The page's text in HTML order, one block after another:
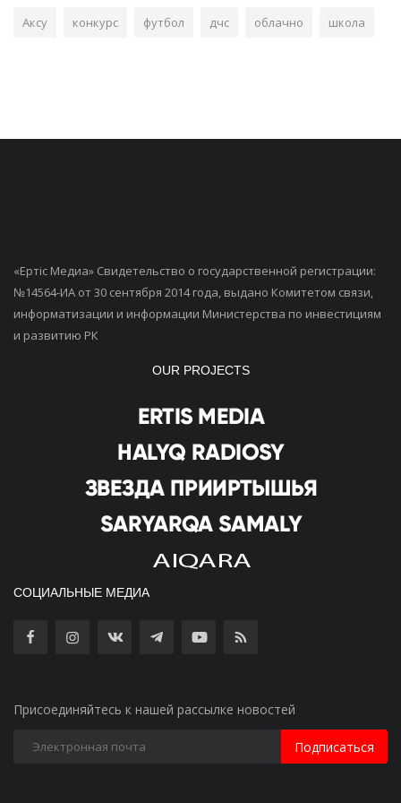
Аксу конкурс футбол дчс облачно школа
«Ертiс Медиа» Свидетельство о государственной регистрации:
№14564-ИА от 30 сентября 2014 года, выдано Комитетом связи,
информатизации и информации Министерства по инвестициям
и развитию РК
OUR PROJECTS
СОЦИАЛЬНЫЕ МЕДИА
Присоединяйтесь к нашей рассылке новостей
Подписаться